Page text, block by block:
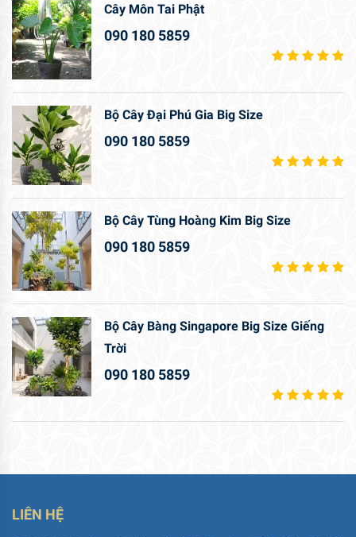
Cây Môn Tai Phật
090 180 5859
Bộ Cây Đại Phú Gia Big Size
090 180 5859
Bộ Cây Tùng Hoàng Kim Big Size
090 180 5859
Bộ Cây Bàng Singapore Big Size Giếng
Trời
090 180 5859
LIÊN HỆ